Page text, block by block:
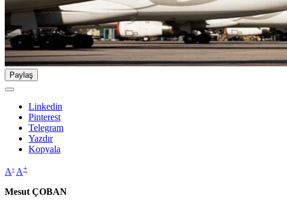
Paylaş
Linkedin
Pinterest
Telegram
Yazdır
Kopyala
A- A+
Mesut ÇOBAN